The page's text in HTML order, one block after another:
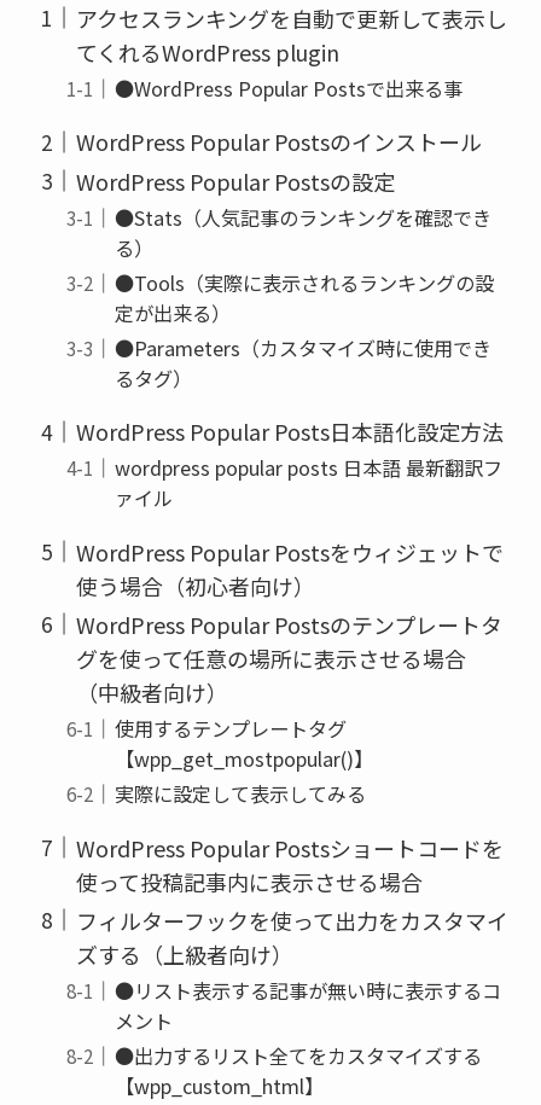
アクセスランキングを自動で更新して表示し
てくれるWordPress plugin
●WordPress Popular Postsで出来る事
WordPress Popular Postsのインストール
WordPress Popular Postsの設定
●Stats（人気記事のランキングを確認でき
る）
●Tools（実際に表示されるランキングの設
定が出来る）
●Parameters（カスタマイズ時に使用でき
るタグ）
WordPress Popular Posts日本語化設定方法
wordpress popular posts 日本語 最新翻訳フ
ァイル
WordPress Popular Postsをウィジェットで
使う場合（初心者向け）
WordPress Popular Postsのテンプレートタ
グを使って任意の場所に表示させる場合
（中級者向け）
使用するテンプレートタグ
【wpp_get_mostpopular()】
実際に設定して表示してみる
WordPress Popular Postsショートコードを
使って投稿記事内に表示させる場合
フィルターフックを使って出力をカスタマイ
ズする（上級者向け）
●リスト表示する記事が無い時に表示するコ
メント
●出力するリスト全てをカスタマイズする
【wpp_custom_html】